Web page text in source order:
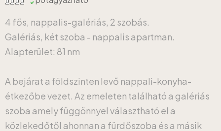
4 fős, nappalis-galériás, 2 szobás.
Galériás, két szoba - nappalis apartman.
Alapterület: 81 nm
A bejárat a földszinten levő nappali-konyha-
étkezőbe vezet. Az emeleten található a galériás
szoba amely függönnyel választható el a
közlekedőtől ahonnan a fürdőszoba és a másik